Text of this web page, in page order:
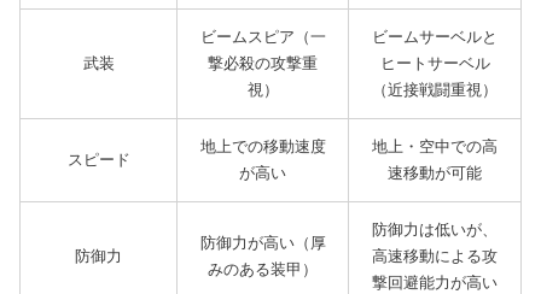
武装
ビームスピア（一
撃必殺の攻撃重
視）
ビームサーベルと
ヒートサーベル
（近接戦闘重視）
スピード
地上での移動速度
が高い
地上・空中での高
速移動が可能
防御力
防御力が高い（厚
みのある装甲）
防御力は低いが、
高速移動による攻
撃回避能力が高い